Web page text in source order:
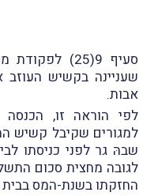
סעיף 9(25)
שעניינה בקשיש העוזב
אבות.
לפי הוראה זו,
למגורים שקיבל קשיש
שבהּ גר לפני כניסתו
לגובה מחצית סכום
החזקתו בשנת-המס